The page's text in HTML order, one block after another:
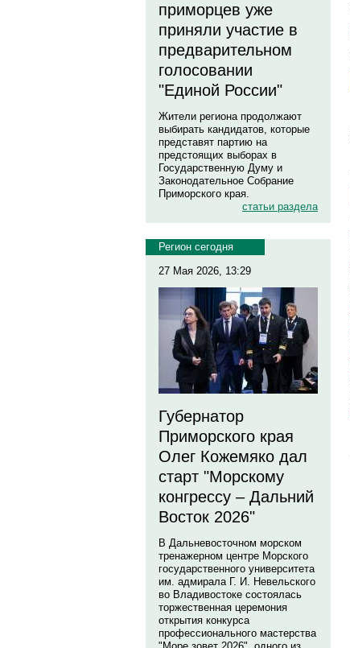
приморцев уже
приняли участие в
предварительном
голосовании
"Единой России"
Жители региона продолжают
выбирать кандидатов, которые
представят партию на
предстоящих выборах в
Государственную Думу и
Законодательное Собрание
Приморского края.
статьи раздела
Регион сегодня
27 Мая 2026, 13:29
Губернатор
Приморского края
Олег Кожемяко дал
старт "Морскому
конгрессу – Дальний
Восток 2026"
В Дальневосточном морском
тренажерном центре Морского
государственного университета
им. адмирала Г. И. Невельского
во Владивостоке состоялась
торжественная церемония
открытия конкурса
профессионального мастерства